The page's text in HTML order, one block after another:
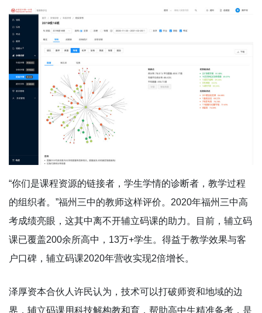
“你们是课程资源的链接者，学生学情的诊断者，教学过程
的组织者。”福州三中的教师这样评价。2020年福州三中高
考成绩亮眼，这其中离不开辅立码课的助力。目前，辅立码
课已覆盖200余所高中，13万+学生。得益于教学效果与客
户口碑，辅立码课2020年营收实现2倍增长。
泽厚资本合伙人许民认为，技术可以打破师资和地域的边
界，辅立码课用科技解构教和育，帮助高中生精准备考，是